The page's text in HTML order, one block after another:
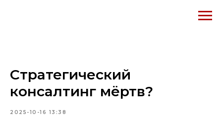
Стратегический
консалтинг мёртв?
2025-10-16 13:38